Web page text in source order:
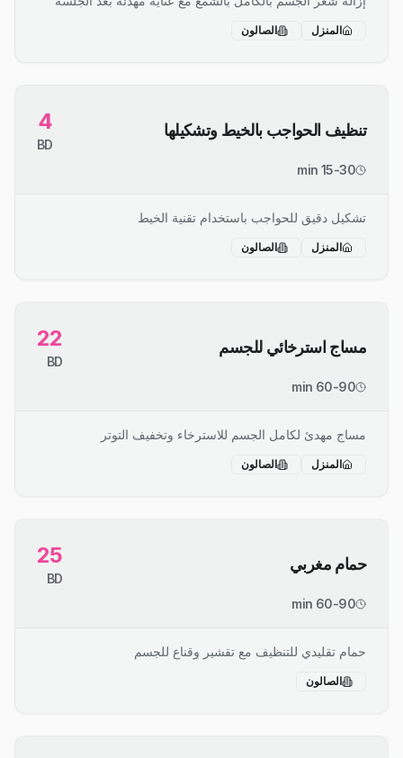
المنزل الصالون
تنظيف الحواجب بالخيط وتشكيلها 4
BD
15-30 min
تشكيل دقيق للحواجب باستخدام تقنية الخيط
المنزل الصالون
مساج استرخائي للجسم 22
BD
60-90 min
مساج مهدئ لكامل الجسم للاسترخاء وتخفيف التوتر
المنزل الصالون
حمام مغربي 25
BD
60-90 min
حمام تقليدي للتنظيف مع تقشير وقناع للجسم
الصالون